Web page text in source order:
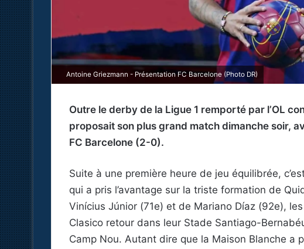
Antoine Griezmann - Présentation FC Barcelone (Photo DR)
Outre le derby de la Ligue 1 remporté par l’OL
proposait son plus grand match dimanche soir,
FC Barcelone (2-0).
Suite à une première heure de jeu équilibrée,
qui a pris l’avantage sur la triste formation de
Vinícius Júnior (71e) et de Mariano Díaz (92e),
Clasico retour dans leur Stade Santiago-
Camp Nou. Autant dire que la Maison Blanche a